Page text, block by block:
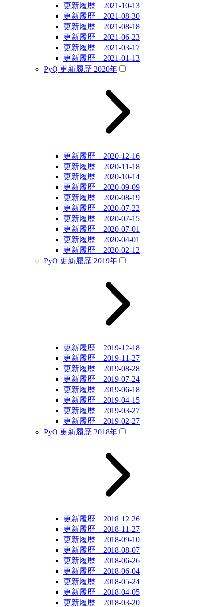
更新履歴 2021-10-13
更新履歴 2021-08-30
更新履歴 2021-08-18
更新履歴 2021-06-23
更新履歴 2021-03-17
更新履歴 2021-01-13
PyQ 更新履歴 2020年
更新履歴 2020-12-16
更新履歴 2020-11-18
更新履歴 2020-10-14
更新履歴 2020-09-09
更新履歴 2020-08-19
更新履歴 2020-07-22
更新履歴 2020-07-15
更新履歴 2020-07-01
更新履歴 2020-04-01
更新履歴 2020-02-12
PyQ 更新履歴 2019年
更新履歴 2019-12-18
更新履歴 2019-11-27
更新履歴 2019-08-28
更新履歴 2019-07-24
更新履歴 2019-06-18
更新履歴 2019-04-15
更新履歴 2019-03-27
更新履歴 2019-02-27
PyQ 更新履歴 2018年
更新履歴 2018-12-26
更新履歴 2018-11-27
更新履歴 2018-09-10
更新履歴 2018-08-07
更新履歴 2018-06-26
更新履歴 2018-06-04
更新履歴 2018-05-24
更新履歴 2018-04-05
更新履歴 2018-03-20